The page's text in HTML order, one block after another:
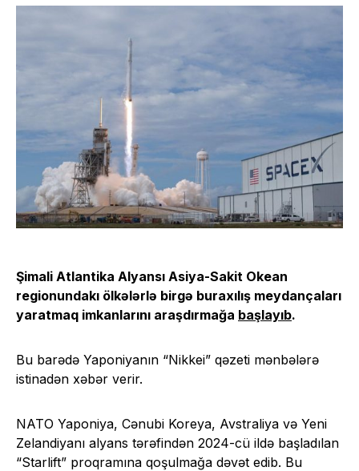
Şimali Atlantika Alyansı Asiya-Sakit Okean
regionundakı ölkələrlə birgə buraxılış meydançaları
yaratmaq imkanlarını araşdırmağa başlayıb.
Bu barədə Yaponiyanın “Nikkei” qəzeti mənbələrə
istinadən xəbər verir.
NATO Yaponiya, Cənubi Koreya, Avstraliya və Yeni
Zelandiyanı alyans tərəfindən 2024-cü ildə başladılan
“Starlift” proqramına qoşulmağa dəvət edib. Bu